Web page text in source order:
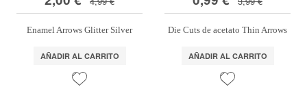
Enamel Arrows Glitter Silver
AÑADIR AL CARRITO
Die Cuts de acetato Thin Arrows
AÑADIR AL CARRITO